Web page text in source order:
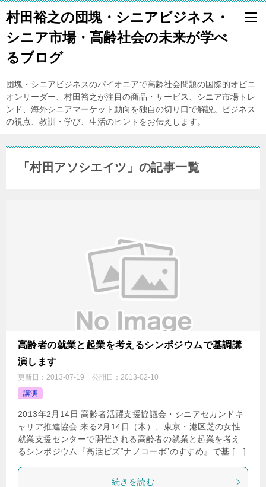
村田裕之の団塊・シニアビジネス・
シニア市場・高齢社会の未来が学べ
るブログ
団塊・シニアビジネスのパイオニアで高齢社会問題の国際的オピニ
オンリーダー、村田裕之が注目の商品・サービス、シニア市場トレ
ンド、海外シニアマーケット動向を独自の切り口で解説。ビジネス
の視点、教訓・学び、生活のヒントをお伝えします。
「村田アソシエイツ」の記事一覧
高齢者の就業と起業を考えるシンポジウムで基調講
演します
更新日： 2013-07-19 公開日： 2013-02-10
講演
2013年2月14日 高齢者活躍支援協議会・シニアセカンドキ
ャリア推進協会 来る2月14日（木）、東京・港区芝の女性
就業支援センターで開催される高齢者の就業と起業を考え
るシンポジウム『高活ビズ“ナノコーポ”のすすめ』で基 […]
続きを読む